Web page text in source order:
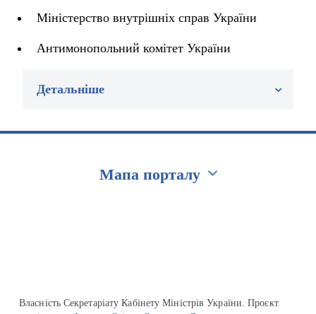
Міністерство внутрішніх справ України
Антимонопольний комітет України
Детальніше
Мапа порталу
Власність Секретаріату Кабінету Міністрів України. Проєкт